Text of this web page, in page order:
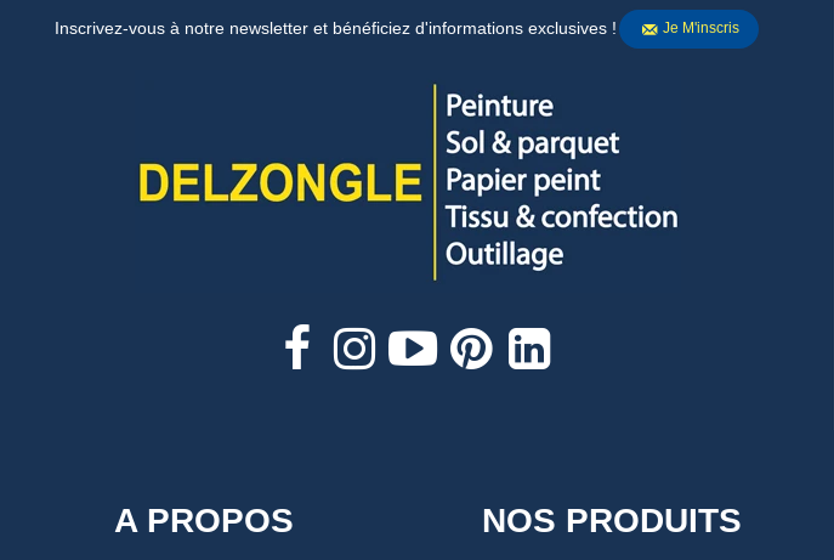
Inscrivez-vous à notre newsletter et bénéficiez d'informations exclusives ! Je M'inscris
A PROPOS NOS PRODUITS